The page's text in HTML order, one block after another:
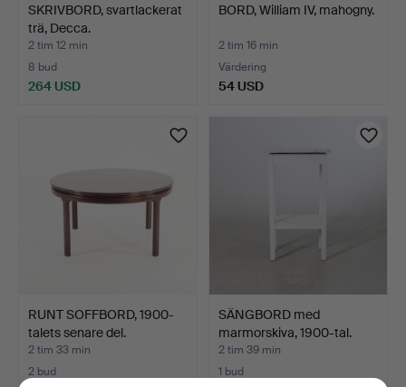
SKRIVBORD, svartlackerat
trä, Decca.
2 tim 12 min
8 bud
264 USD
BORD, William IV, mahogny.
2 tim 16 min
Värdering
54 USD
RUNT SOFFBORD, 1900-
talets senare del.
2 tim 33 min
2 bud
SÄNGBORD med
marmorskiva, 1900-tal.
2 tim 39 min
1 bud